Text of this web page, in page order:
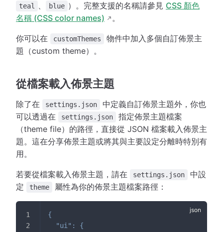
teal 、 blue ）。完整支援的名稱請參見 CSS 顏色
名稱 (CSS color names)
。
你可以在 customThemes
物件中加入多個自訂佈景主
題（custom theme）。
從檔案載入佈景主題
除了在 settings.json
中定義自訂佈景主題外，你也
可以透過在
settings.json
指定佈景主題檔案
（theme file）的路徑，直接從 JSON 檔案載入佈景主
題。這在分享佈景主題或將其與主要設定分離時特別有
用。
若要從檔案載入佈景主題，請在 settings.json
中設
定
theme 屬性為你的佈景主題檔案路徑：
{
"ui" :
{